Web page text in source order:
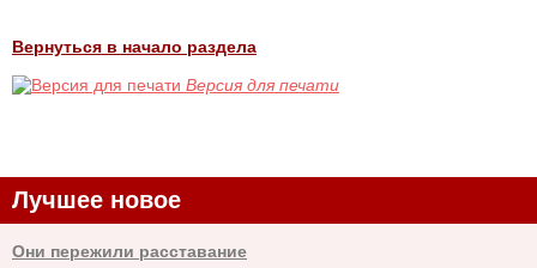
Вернуться в начало раздела
Версия для печати
Лучшее новое
Они пережили расставание